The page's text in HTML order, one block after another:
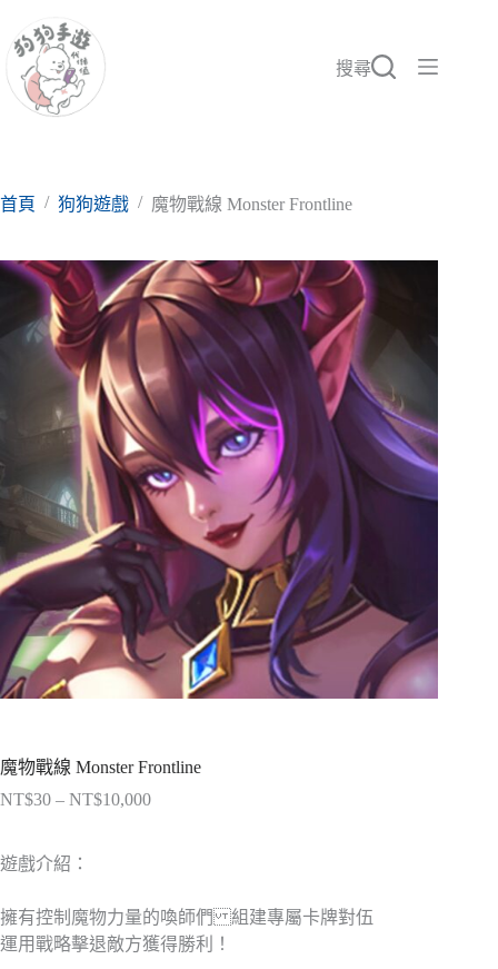
至
要
搜尋
首頁 / 狗狗遊戲 / 魔物戰線 Monster Frontline
魔物戰線 Monster Frontline
NT$30 – NT$10,000價
NT$30
到
NT$10,000
遊戲介紹：
擁有控制魔物力量的喚師們 組建專屬卡牌對伍
運用戰略擊退敵方獲得勝利！